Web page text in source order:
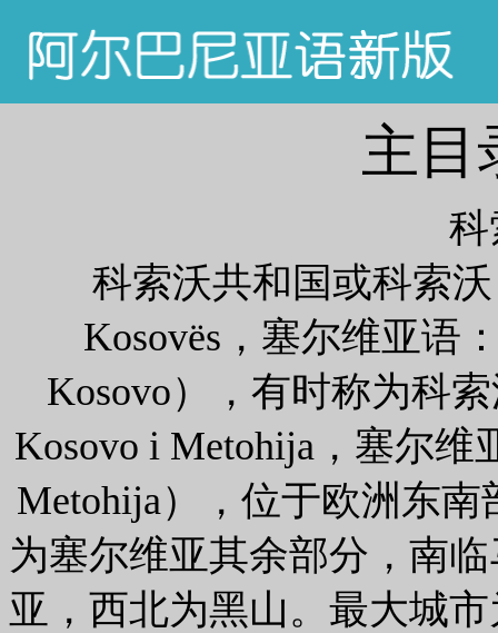
主目
科
科索沃共和国或科索
Kosovës，塞尔维亚语
Kosovo），有时称为科
Kosovo i Metohija，塞尔维
Metohija），位于欧洲东
为塞尔维亚其余部分，南
亚，西北为黑山。最大城